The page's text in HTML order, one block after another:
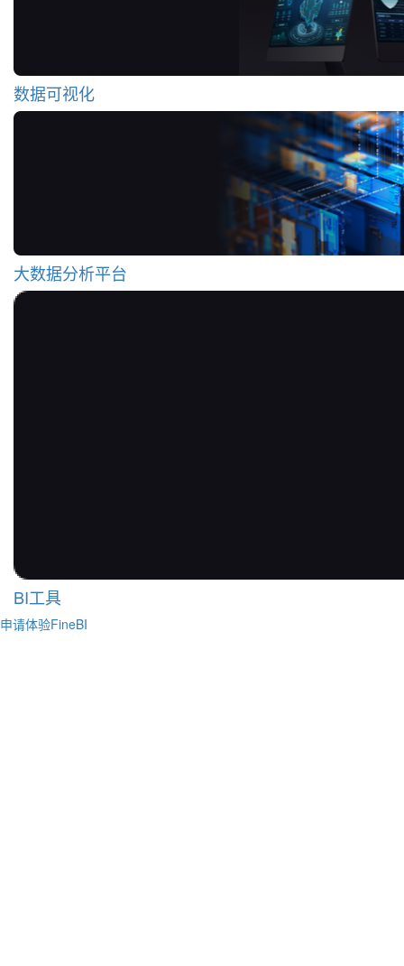
数据可视化
大数据分析平台
BI工具
申请体验FineBI